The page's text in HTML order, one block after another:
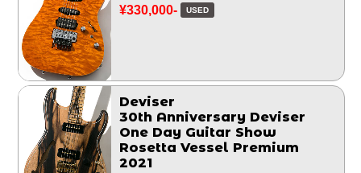
¥330,000- USED
Deviser
30th Anniversary Deviser
One Day Guitar Show
Rosetta Vessel Premium
2021